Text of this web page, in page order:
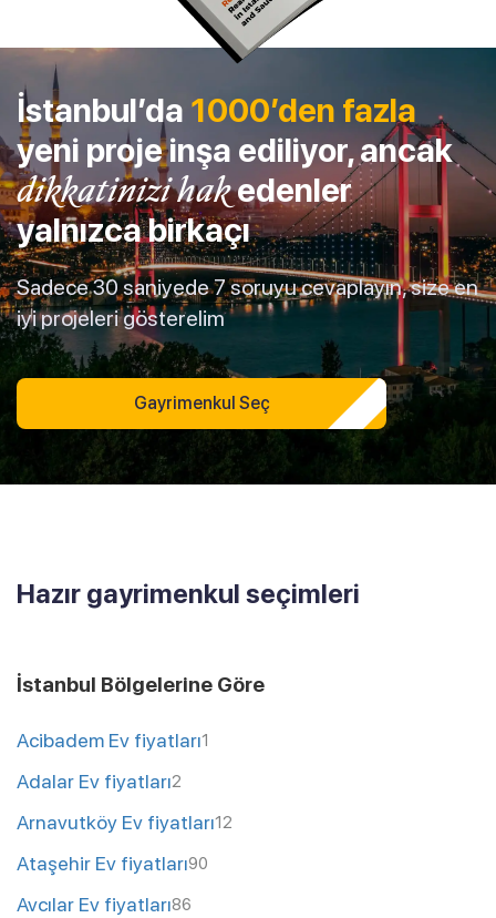
İstanbul’da 1000’den fazla
yeni proje inşa ediliyor, ancak
dikkatinizi hakedenler
yalnızca birkaçı
Sadece 30 saniyede 7 soruyu cevaplayın, size en
iyi projeleri gösterelim
Gayrimenkul Seç
Hazır gayrimenkul seçimleri
İstanbul Bölgelerine Göre
Acibadem Ev fiyatları1
Adalar Ev fiyatları2
Arnavutköy Ev fiyatları12
Ataşehir Ev fiyatları90
Avcılar Ev fiyatları86